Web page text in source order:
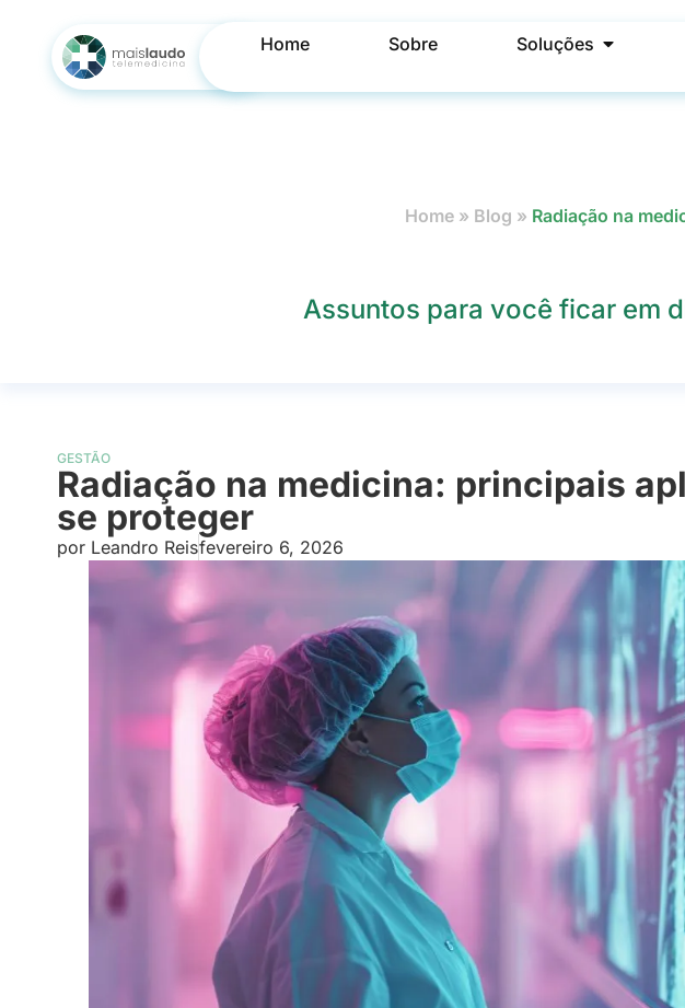
Home Sobre Soluções
Home » Blog » Radiação na
Assuntos para você ficar em
GESTÃO
Radiação na medicina: principais
se proteger
por Leandro Reisfevereiro 6, 2026